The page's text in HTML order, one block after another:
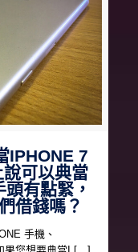
IPHONE 7
可以典當
有點緊，
借錢嗎？
手機、